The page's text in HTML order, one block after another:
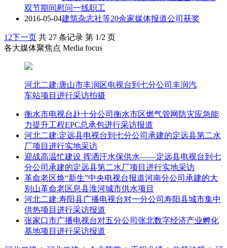
双节期间慰问一线职工
2016-05-04建筑杂志社等20余家媒体报道公司获奖
1 2下一页 共 27 条记录 第 1/2 页
各大媒体聚焦点 Media focus
河北二建:唐山市丰润区电视台到七分公司丰润汽
车站项目进行采访拍摄
衡水市电视台赴十分公司衡水市区燃气管网防灾应急能
力提升工程EPC总承包进行采访报道
河北二建:定远县电视台到七分公司承建的定远县第二水
厂项目进行实地采访
迎战高温忙建设 挥洒汗水保供水——定远县电视台到七
分公司承建的定远县第二水厂项目进行实地采访
革命老区焕“新生”中央电视台报道河南分公司承建的大
别山革命老区息县淮河城市供水项目
河北二建:寿阳县广播电视台对一分公司寿阳县城市集中
供热项目进行采访报道
张家口市广播电视台对五分公司张北数字经济产业孵化
基地项目进行采访报道